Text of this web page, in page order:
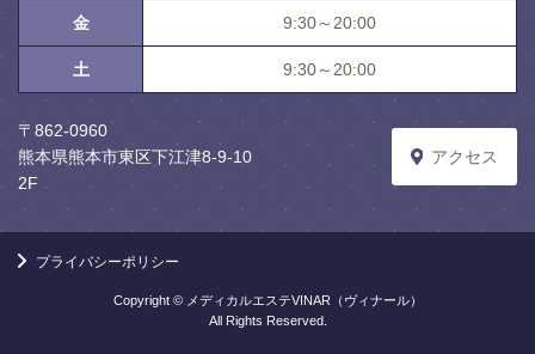
金 9:30～20:00
土 9:30～20:00
〒862-0960
熊本県熊本市東区下江津8-9-10
2F
アクセス
プライバシーポリシー
Copyright © メディカルエステVINAR（ヴィナール）
All Rights Reserved.